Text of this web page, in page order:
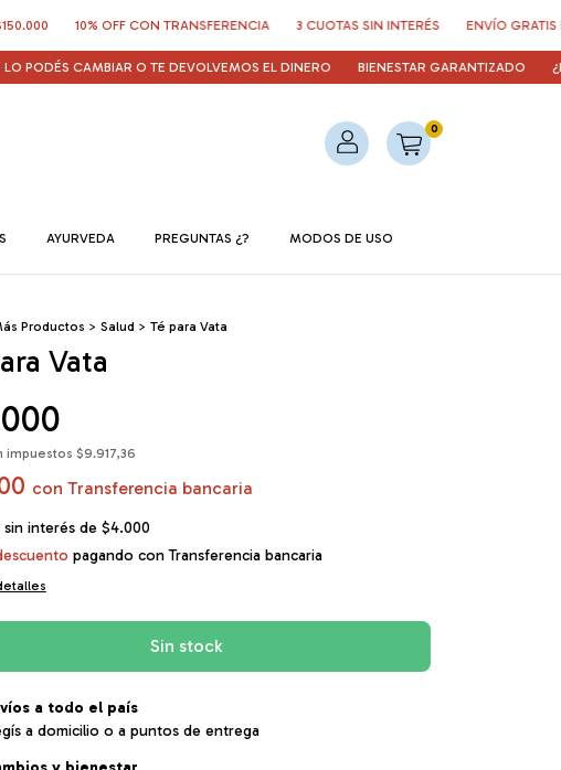
10% OFF CON TRANSFERENCIA 3 CUOTAS SIN INTERÉS ENVÍO GRATIS EN
CAMBIAR O TE DEVOLVEMOS EL DINERO BIENESTAR GARANTIZADO ¿POR
0
AYURVEDA PREGUNTAS ¿? MODOS DE USO
Productos > Salud > Té para Vata
Vata
impuestos $9.917,36
con Transferencia bancaria
interés de $4.000
pagando con Transferencia bancaria
a todo el país
a domicilio o a puntos de entrega